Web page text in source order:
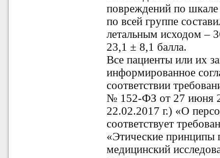
повреждений по
по всей группе
летальным исходом –
23,1 ± 8,1 балла.
Все пациенты или их
информированное
соответствии
№ 152-ФЗ от 27 июня
22.02.2017 г.) «О
соответствует
«Этические принципы
медицинский